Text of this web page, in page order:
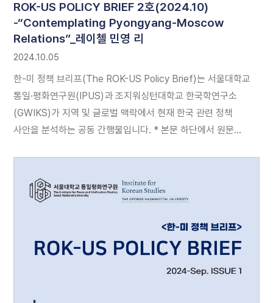
ROK-US POLICY BRIEF 2호(2024.10)
-“Contemplating Pyongyang-Moscow
Relations”_레이첼 민영 리
2024.10.05
한-미 정책 브리프(The ROK-US Policy Brief)는 서울대학교
통일·평화연구원(IPUS)과 조지워싱턴대학교 한국학연구소
(GWIKS)가 지역 및 글로벌 맥락에서 현재 한국 관련 정책
사안을 분석하는 공동 간행물입니다. * 본문 하단에서 원문